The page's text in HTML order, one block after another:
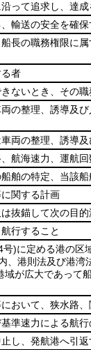
って追求し、達
輸送の安全を確
長の職務権限に
者
ないとき、その
の整理、誘導及
両の整理、誘導
航海速力、運航
舶の特定、当該
関する計画
抜錨して次の目
行すること
号)に定める港の区
、港則法及び港湾
域が広大であって
おいて、狭水路
基準速力による航
し、発航港へ引返